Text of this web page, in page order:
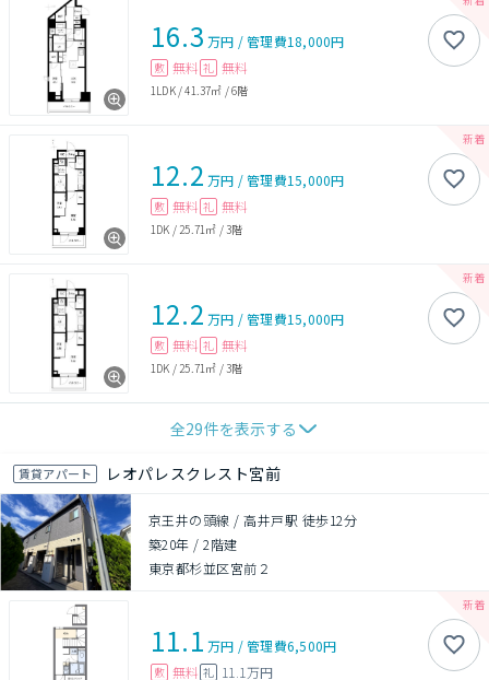
16.3 万円 /管理費18,000円
敷 無料 礼 無料
1LDK/41.37㎡ /6階
12.2 万円 /管理費15,000円
敷 無料 礼 無料
1DK / 25.71㎡ /3階
12.2 万円 /管理費15,000円
敷 無料 礼 無料
1DK / 25.71㎡ /3階
全29件を表示する
賃貸アパート レオパレスクレスト宮前
京王井の頭線 / 高井戸駅 徒歩12分
築20年 /2階建
東京都杉並区宮前２
11.1 万円 /管理費6,500円
敷 無料 礼 11.1万円